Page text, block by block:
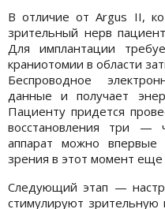
В отличие от Argus II,
зрительный нерв
Для имплантации
краниотомии в области
Беспроводное
данные и получает
Пациенту придется
восстановления три —
аппарат можно
зрения в этот момент еще
Следующий этап —
стимулируют